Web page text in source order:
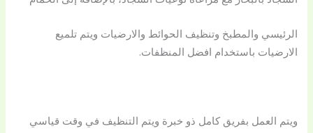
الرئيسي والمطبخ وتنظيف الحوائط والارضيات ويتم تلميع
الارضيات باستخدام افضل المنظفات.
ويتم العمل بفريق كامل ذو خبرة ويتم التنظيف في وقت قياسي